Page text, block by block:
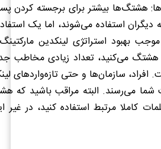
هشتگ‌ها بیشتر برای برجسته کردن
استفاده میشوند، اما یک
بهبود استراتژی لینکدین
هشتگ می‌کنید، تعداد زیادی مخاطب
سازمان‌ها و حتی تازه‌واردهای
شما می‌رسند. البته مراقب باشید که
کاملا مرتبط استفاده کنید، در